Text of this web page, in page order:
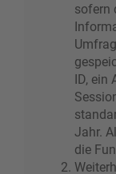
sofern
ID, ein
Jahr.
die